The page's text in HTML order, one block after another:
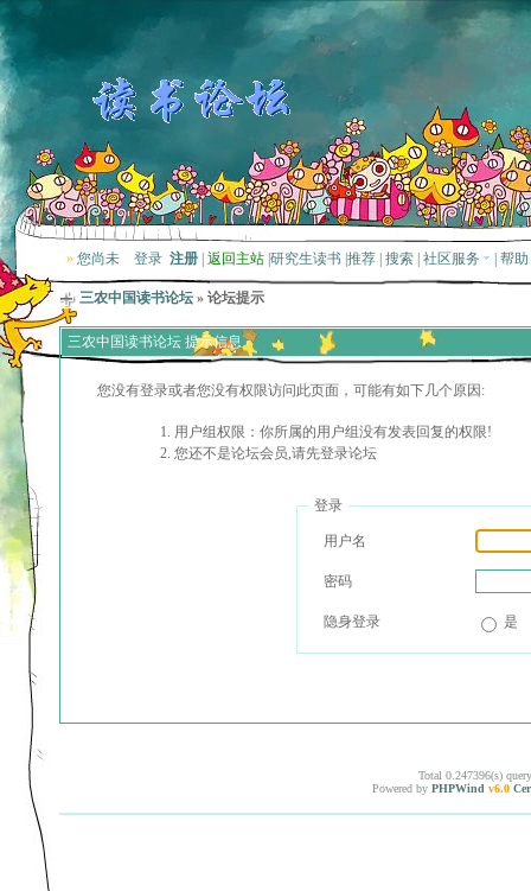
» 您尚未 登录 注册 返回主站 研究生读书 推荐 搜索 社区服务 帮助
三农中国读书论坛 » 论坛提示
三农中国读书论坛 提示信息
您没有登录或者您没有权限访问此页面，可能有如下几个原因:
用户组权限：你所属的用户组没有发表回复的权限!
您还不是论坛会员,请先登录论坛
登录
用户名
密码
隐身登录 是
Total 0.247396(s)
Powered by PHPWind v6.0